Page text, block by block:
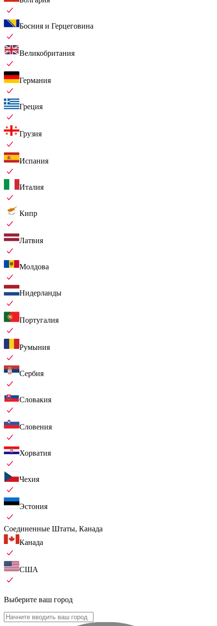
Босния и Герцеговина
Великобритания
Германия
Греция
Грузия
Испания
Италия
Кипр
Латвия
Молдова
Нидерланды
Португалия
Румыния
Сербия
Словакия
Словения
Хорватия
Чехия
Эстония
Соединенные Штаты, Канада
Канада
США
Выберите ваш город